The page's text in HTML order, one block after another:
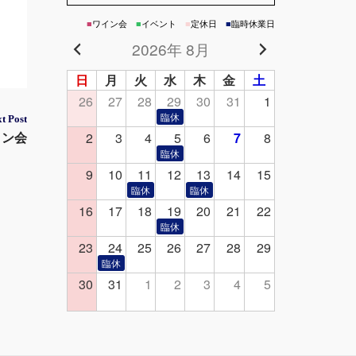
Post
会
■ワイン会 ■イベント ■定休日 ■臨時休業日
2026年 8月
日 月 火 水 木 金
土
26
27 28 29 30 31
1
2
3 4 5 6 7
8
9
10 11 12 13 14
15
16
17 18 19 20 21
22
23
24 25 26 27 28
29
30
31 1 2 3 4 5